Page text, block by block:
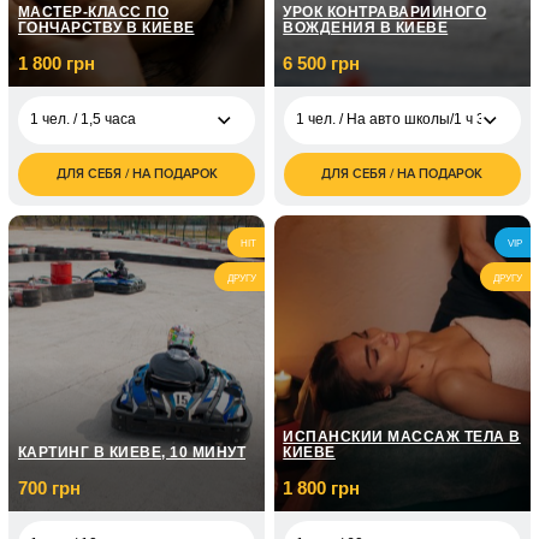
МАСТЕР-КЛАСС ПО
ГОНЧАРСТВУ В КИЕВЕ
1 800 грн
1 чел. / 1,5 часа
1 800
грн
2 чел. / 1,5 часа
2 500
грн
ДЛЯ СЕБЯ / НА ПОДАРОК
УРОК КОНТРАВАРИЙНОГО
ВОЖДЕНИЯ В КИЕВЕ
6 500 грн
1 чел. / На авто школы/1 ч 30 мин
1 чел. / На авто
школы/1 ч 30 мин
грн
3 500
грн
ДЛЯ СЕБЯ / НА ПОДАРОК
HIT
ДРУГУ
КАРТИНГ В КИЕВЕ, 10 МИНУТ
700 грн
VIP
ДРУГУ
ИСПАНСКИЙ МАССАЖ ТЕЛА В
КИЕВЕ
1 800 грн